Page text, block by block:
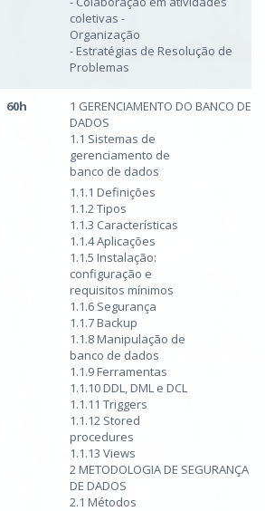
coletivas -
Organização
- Estratégias de Resolução de
Problemas
60h
1 GERENCIAMENTO DO BANCO DE
DADOS
1.1 Sistemas de
gerenciamento de
banco de dados
1.1.1 Definições
1.1.2 Tipos
1.1.3 Características
1.1.4 Aplicações
1.1.5 Instalação:
configuração e
requisitos mínimos
1.1.6 Segurança
1.1.7 Backup
1.1.8 Manipulação de
banco de dados
1.1.9 Ferramentas
1.1.10 DDL, DML e DCL
1.1.11 Triggers
1.1.12 Stored
procedures
1.1.13 Views
2 METODOLOGIA DE SEGURANÇA
DE DADOS
2.1 Métodos